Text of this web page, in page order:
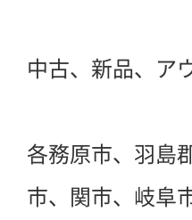
中古、新品、ア
各務原市、羽島
市、関市、岐阜